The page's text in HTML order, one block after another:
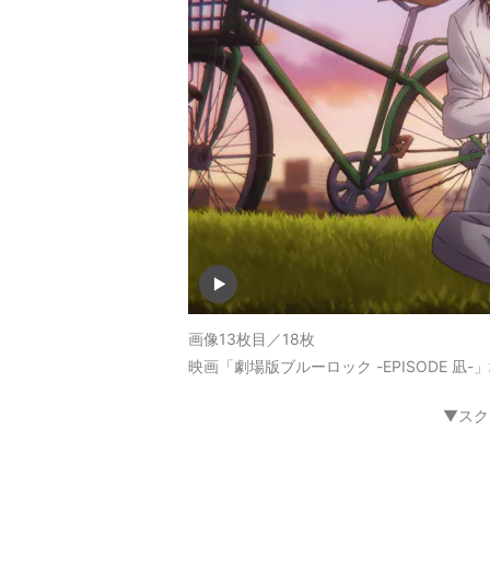
画像13枚目／18枚
映画「劇場版ブルーロック -EPISODE 凪-
▼スク